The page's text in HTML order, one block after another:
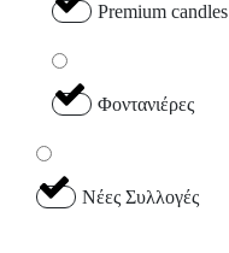
Premium candles
Φοντανιέρες
Νέες Συλλογές